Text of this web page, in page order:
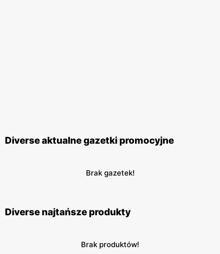
Diverse aktualne gazetki promocyjne
Brak gazetek!
Diverse najtańsze produkty
Brak produktów!